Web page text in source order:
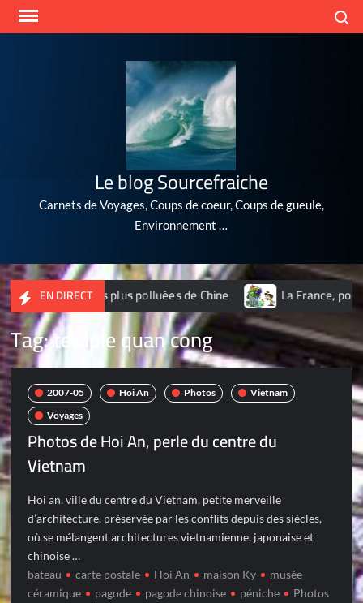
Skip
Le blog Sourcefraiche
Carnets de Voyages, Coups de coeur, Coups de gueule,
Environnement …
EN DIRECT
des 10 villes les plus polluées de Chine La France,
Tag:temple quan cong
2007-05 Hoi An Photos
Vietnam
Voyages
Photos de Hoi An, perle du centre du
Vietnam
Hoi an, ville du centre du Vietnam, petite merveille
d’architecture, préservée par les conflits depuis des siècles,
où se mélangent architectures vietnamienne, japonaise et
chinoise …
bateau
carte postale Hoi An maison Ky
musée
céramique
pagode pagode chinoise péniche
Photos